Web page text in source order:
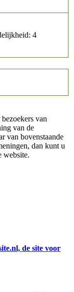
4
van
van de
van bovenstaande
dan kunt u
website.
de site voor